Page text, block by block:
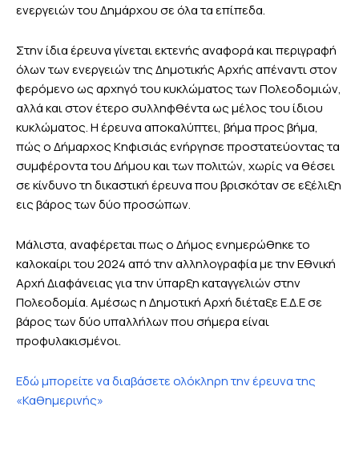
ενεργειών του Δημάρχου σε όλα τα επίπεδα.
Στην ίδια έρευνα γίνεται εκτενής αναφορά και περιγραφή
όλων των ενεργειών της Δημοτικής Αρχής απέναντι στον
φερόμενο ως αρχηγό του κυκλώματος των Πολεοδομιών,
αλλά και στον έτερο συλληφθέντα ως μέλος του ίδιου
κυκλώματος. Η έρευνα αποκαλύπτει, βήμα προς βήμα,
πώς ο Δήμαρχος Κηφισιάς ενήργησε προστατεύοντας τα
συμφέροντα του Δήμου και των πολιτών, χωρίς να θέσει
σε κίνδυνο τη δικαστική έρευνα που βρισκόταν σε εξέλιξη
εις βάρος των δύο προσώπων.
Μάλιστα, αναφέρεται πως ο Δήμος ενημερώθηκε το
καλοκαίρι του 2024 από την αλληλογραφία με την Εθνική
Αρχή Διαφάνειας για την ύπαρξη καταγγελιών στην
Πολεοδομία. Αμέσως η Δημοτική Αρχή διέταξε Ε.Δ.Ε σε
βάρος των δύο υπαλλήλων που σήμερα είναι
προφυλακισμένοι.
Εδώ μπορείτε να διαβάσετε ολόκληρη την έρευνα της
«Καθημερινής»